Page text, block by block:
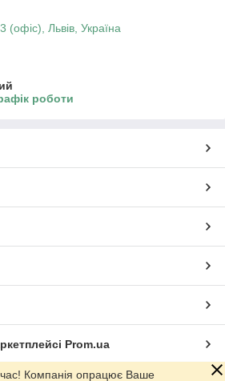
(офіс), Львів, Україна
роботи
Prom.ua
Компанія опрацює Ваше